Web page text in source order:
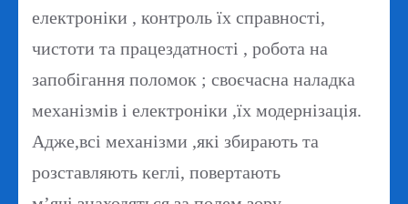
електроніки , контроль їх справності,
чистоти та працездатності , робота на
запобігання поломок ; своєчасна наладка
механізмів і електроніки ,їх модернізація.
Адже,всі механізми ,які збирають та
розставляють кеглі, повертають